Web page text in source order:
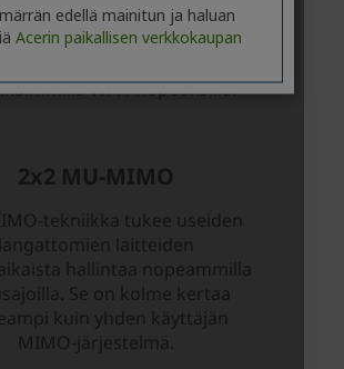
edellä mainitun ja haluan
Acerin paikallisen verkkokaupan